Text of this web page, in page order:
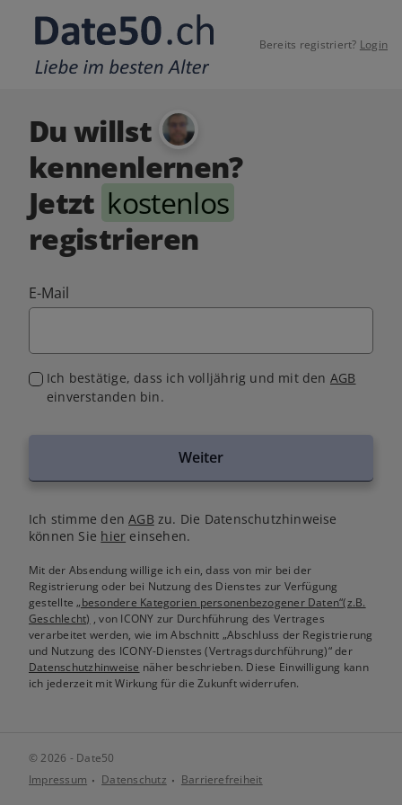
Bereits registriert? Login
Du willst
kennenlernen?
Jetzt kostenlos
registrieren
E-Mail
Ich bestätige, dass ich volljährig und mit den AGB
einverstanden bin.
Weiter
Ich stimme denAGB zu. Die Datenschutzhinweise
können Sie hier einsehen.
Mit der Absendung willige ich ein, dass von mir bei der
Registrierung oder bei Nutzung des Dienstes zur Verfügung
gestellte„besondere Kategorien personenbezogener Daten“(z.B.
Geschlecht) , von ICONY zur Durchführung des Vertrages
verarbeitet werden, wie im Abschnitt „Abschluss der Registrierung
und Nutzung des ICONY-Dienstes (Vertragsdurchführung)“ der
Datenschutzhinweise näher beschrieben. Diese Einwilligung kann
ich jederzeit mit Wirkung für die Zukunft widerrufen.
© 2026 - Date50
Impressum
Datenschutz Barrierefreiheit